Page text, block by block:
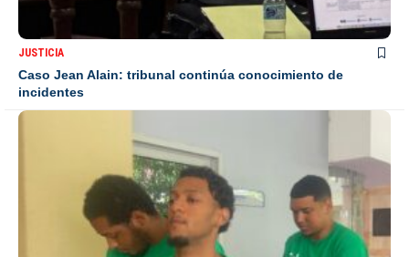
JUSTICIA
Caso Jean Alain: tribunal continúa conocimiento de
incidentes